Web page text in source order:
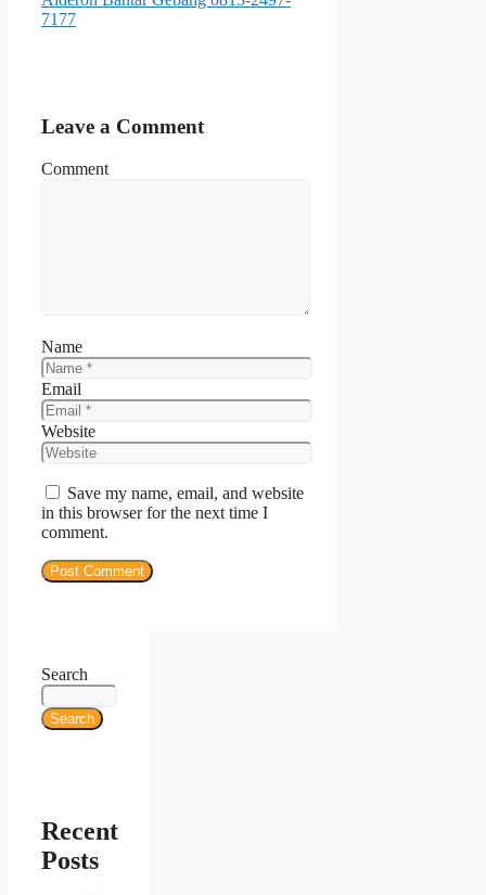
7177
Leave a Comment
Comment
Name
Email
Website
Save my name, email, and website
in this browser for the next time I
comment.
Search
Search
Recent
Posts